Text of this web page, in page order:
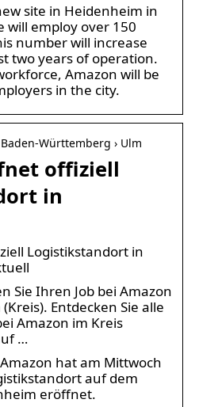
site in Heidenheim in
will employ over 150
number will increase
two years of operation.
Amazon will be
in the city.
Württemberg › Ulm
offiziell
in
Logistikstandort in
Sie Ihren Job bei Amazon
Entdecken Sie alle
Amazon im Kreis
…
hat am Mittwoch
auf dem
eröffnet.